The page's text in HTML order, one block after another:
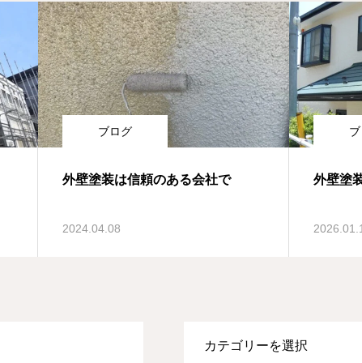
ブログ
外壁塗装は信頼のある会社で
2024.04.08
外壁塗